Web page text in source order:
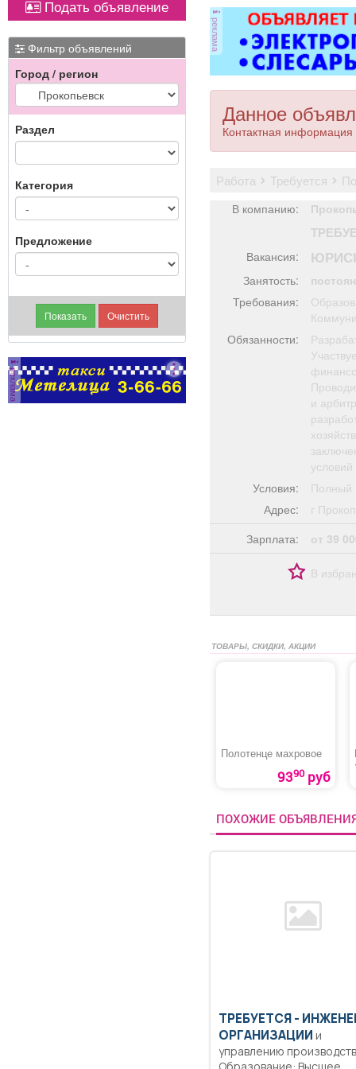
Вывоз мусора.
Вывоз мусора.
Подать объявление
Фильтр объявлений
Город / регион
Раздел
Категория
Предложение
реклама
реклама
Данное
Контактная информация
работа требуется
В компанию:
Вакансия:
Занятость:
Требования:
Обязанности:
и
условий
Условия:
Полный
Адрес:
г
Зарплата:
от 39
В
ТОВАРЫ, СКИДКИ, АКЦИИ
Полотенце махровое
9390руб
ПОХОЖИЕ
ТРЕБУЕТСЯ -
ОРГАНИЗАЦИИ и
управлению